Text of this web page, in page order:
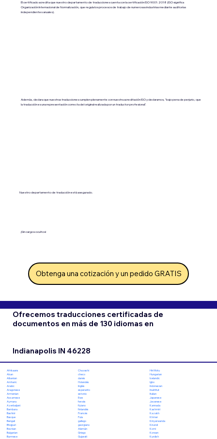
El certificado acredita que nuestro departamento de traducciones cuenta con la certificación ISO 9001:2018 (ISO significa
Organización Internacional de Normalización, que regula los procesos de trabajo de numerosas industrias mediante auditorías
independientes anuales).
Además, declara que nuestras traducciones cumplen plenamente con nuestra acreditación ISO y declaramos, "bajo pena de perjurio, que
la traducción es una representación correcta del original realizada por un traductor profesional".
Nuestro departamento de traducción está asegurado.
¡Sin cargos ocultos!
Obtenga una cotización y un pedido GRATIS
Ofrecemos traducciones certificadas de
documentos en más de 130 idiomas en
Indianapolis IN 46228
Afrikaans
Akan
Albanian
Amharic
Arabic
Aragonese
Armenian
Assamese
Aymara
Azerbaijani
Bambara
Bashkir
Basque
Bengali
Bhojpuri
Bosnian
Bulgarian
Burmese
Chuvashi
checo
danés
Holandés
Inglés
esperanto
estonio
Ewe
feroés
fiyiano
finlandés
Francés
Fula
gallego
georgiano
Alemán
Griego
Gujarati
Hiri Motu
Hungarian
Icelandic
Igbo
Indonesian
Inuktitut
Italian
Japanese
Javanese
Kannada
Kashmiri
Kazakh
Khmer
Kinyarwanda
Kirundi
Komi
Korean
Kurdish